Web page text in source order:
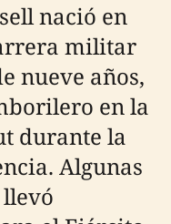
nació en
militar
nueve años,
en la
durante la
Algunas